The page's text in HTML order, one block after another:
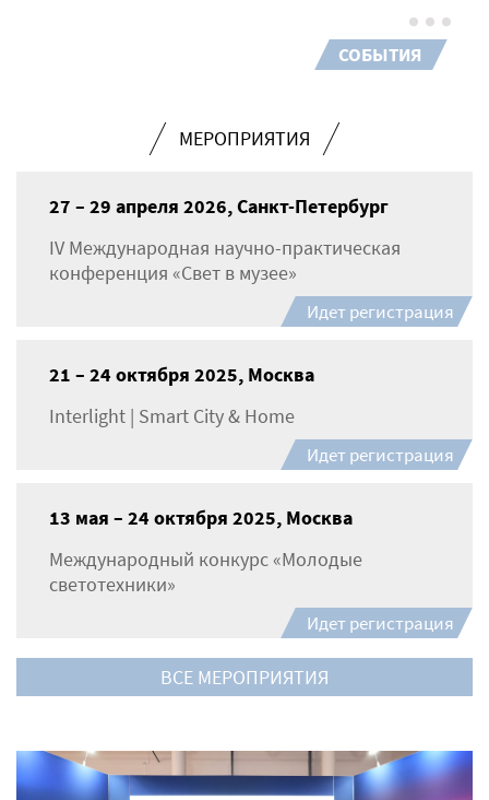
СОБЫТИЯ
МЕРОПРИЯТИЯ
27 – 29 апреля 2026, Санкт-Петербург
IV Международная научно-практическая
конференция «Свет в музее»
Идет регистрация
21 – 24 октября 2025, Москва
Interlight | Smart City & Home
Идет регистрация
13 мая – 24 октября 2025, Москва
Международный конкурс «Молодые
светотехники»
Идет регистрация
ВСЕ МЕРОПРИЯТИЯ